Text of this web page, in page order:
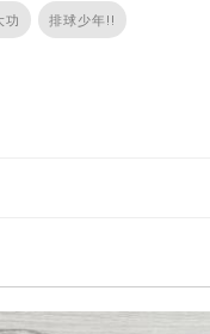
功 排球少年!!